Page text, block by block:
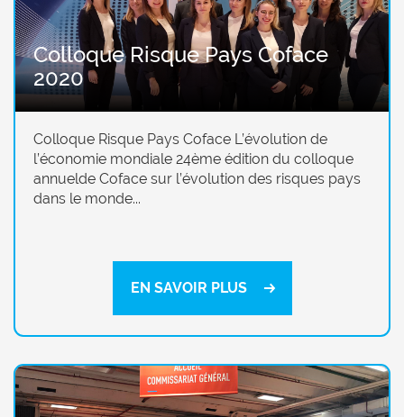
Colloque Risque Pays Coface
2020
Colloque Risque Pays Coface L’évolution de
l’économie mondiale 24ème édition du colloque
annuelde Coface sur l’évolution des risques pays
dans le monde...
EN SAVOIR PLUS